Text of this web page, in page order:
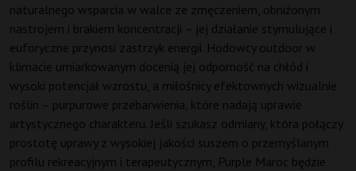
naturalnego wsparcia w walce ze zmęczeniem, obniżonym
nastrojem i brakiem koncentracji – jej działanie stymulujące i
euforyczne przynosi zastrzyk energii. Hodowcy outdoor w
klimacie umiarkowanym docenią jej odporność na chłód i
wysoki potencjał wzrostu, a miłośnicy efektownych wizualnie
roślin – purpurowe przebarwienia, które nadają uprawie
artystycznego charakteru. Jeśli szukasz odmiany, która połączy
prostotę uprawy z wysokiej jakości suszem o przemyślanym
profilu rekreacyjnym i terapeutycznym, Purple Maroc będzie